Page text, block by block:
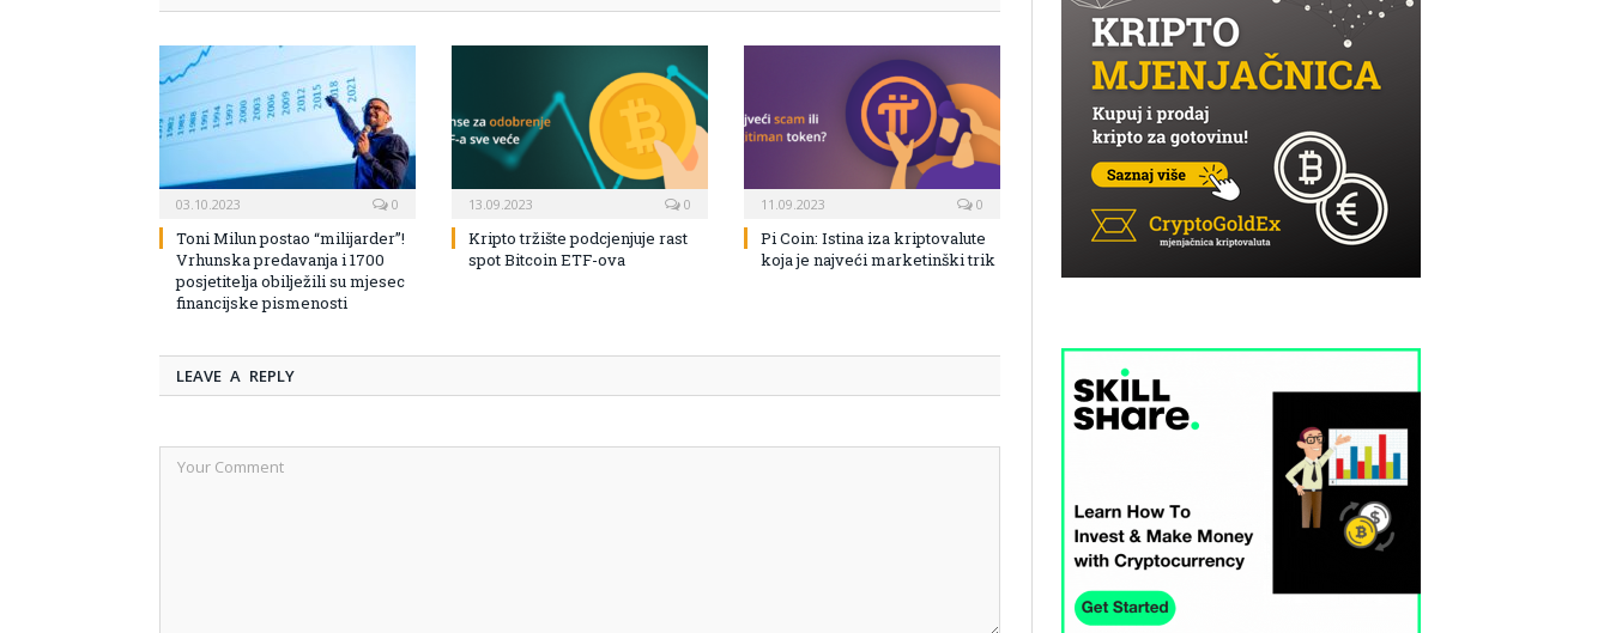
03.10.2023 0
Toni Milun postao “milijarder”!
Vrhunska predavanja i 1700
posjetitelja obilježili su mjesec
financijske pismenosti
13.09.2023 0
Kripto tržište podcjenjuje rast
spot Bitcoin ETF-ova
11.09.2023 0
Pi Coin: Istina iza kriptovalute
koja je najveći marketinški trik
LEAVE A REPLY